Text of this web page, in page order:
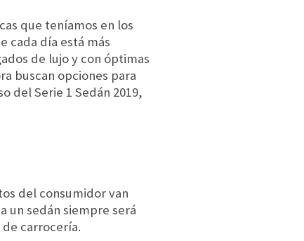
que teníamos en los
cada día está más
de lujo y con óptimas
buscan opciones para
del Serie 1 Sedán 2019,
del consumidor van
un sedán siempre será
de carrocería.